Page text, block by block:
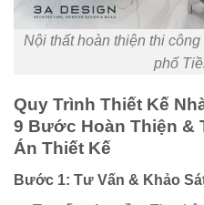
Nội thất hoàn thiện thi
phố
Quy Trình Thiết Kế
9 Bước Hoàn Thiện &
Án Thiết Kế
Bước 1: Tư Vấn & Khảo